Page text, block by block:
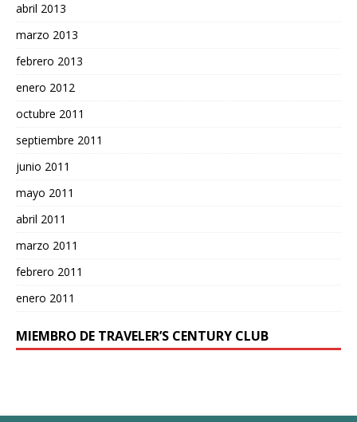
abril 2013
marzo 2013
febrero 2013
enero 2012
octubre 2011
septiembre 2011
junio 2011
mayo 2011
abril 2011
marzo 2011
febrero 2011
enero 2011
MIEMBRO DE TRAVELER’S CENTURY CLUB